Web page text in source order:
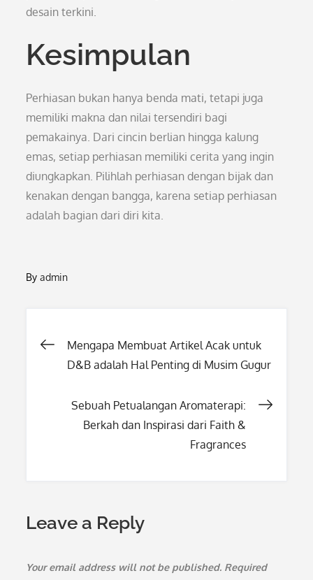
desain terkini.
Kesimpulan
Perhiasan bukan hanya benda mati, tetapi juga
memiliki makna dan nilai tersendiri bagi
pemakainya. Dari cincin berlian hingga kalung
emas, setiap perhiasan memiliki cerita yang ingin
diungkapkan. Pilihlah perhiasan dengan bijak dan
kenakan dengan bangga, karena setiap perhiasan
adalah bagian dari diri kita.
Byadmin
Post
Mengapa Membuat Artikel Acak untuk
D&B adalah Hal Penting di Musim Gugur
Sebuah Petualangan Aromaterapi:
Berkah dan Inspirasi dari Faith &
Fragrances
Leave a Reply
Your email address will not be published. Required